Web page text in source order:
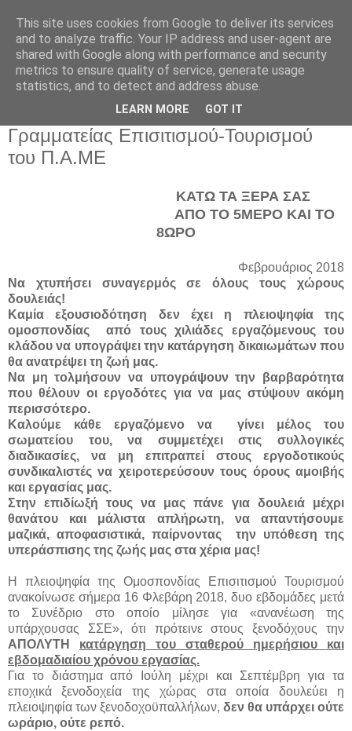
Ανακοίνωση της Πανελλαδικής
Γραμματείας Επισιτισμού-Τουρισμού
του Π.Α.ΜΕ
ΚΑΤΩ ΤΑ ΞΕΡΑ ΣΑΣ
ΑΠΟ ΤΟ 5ΜΕΡΟ ΚΑΙ ΤΟ
8ΩΡΟ
Φεβρουάριος 2018
Να χτυπήσει συναγερμός σε όλους τους χώρους
δουλειάς!
Καμία εξουσιοδότηση δεν έχει η πλειοψηφία της
ομοσπονδίας από τους χιλιάδες εργαζόμενους του
κλάδου να υπογράψει την κατάργηση δικαιωμάτων που
θα ανατρέψει τη ζωή μας.
Να μη τολμήσουν να υπογράψουν την βαρβαρότητα
που θέλουν οι εργοδότες για να μας στύψουν ακόμη
περισσότερο.
Καλούμε κάθε εργαζόμενο να γίνει μέλος του
σωματείου του, να συμμετέχει στις συλλογικές
διαδικασίες, να μη επιτραπεί στους εργοδοτικούς
συνδικαλιστές να χειροτερεύσουν τους όρους αμοιβής
και εργασίας μας.
Στην επιδίωξή τους να μας πάνε για δουλειά μέχρι
θανάτου και μάλιστα απλήρωτη, να απαντήσουμε
μαζικά, αποφασιστικά, παίρνοντας την υπόθεση της
υπεράσπισης της ζωής μας στα χέρια μας!
Η πλειοψηφία της Ομοσπονδίας Επισιτισμού Τουρισμού
ανακοίνωσε σήμερα 16 Φλεβάρη 2018, δυο εβδομάδες μετά
το Συνέδριο στο οποίο μίλησε για «ανανέωση της
υπάρχουσας ΣΣΕ», ότι πρότεινε στους ξενοδόχους την
ΑΠΟΛΥΤΗ κατάργηση του σταθερού ημερήσιου και
εβδομαδιαίου χρόνου εργασίας.
Για το διάστημα από Ιούλη μέχρι και Σεπτέμβρη για τα
εποχικά ξενοδοχεία της χώρας στα οποία δουλεύει η
πλειοψηφία των ξενοδοχοϋπαλλήλων, δεν θα υπάρχει ούτε
ωράριο, ούτε ρεπό.
This site uses cookies from Google to deliver its services
and to analyze traffic. Your IP address and user-agent are
shared with Google along with performance and security
metrics to ensure quality of service, generate usage
statistics, and to detect and address abuse.
LEARN MORE GOT IT